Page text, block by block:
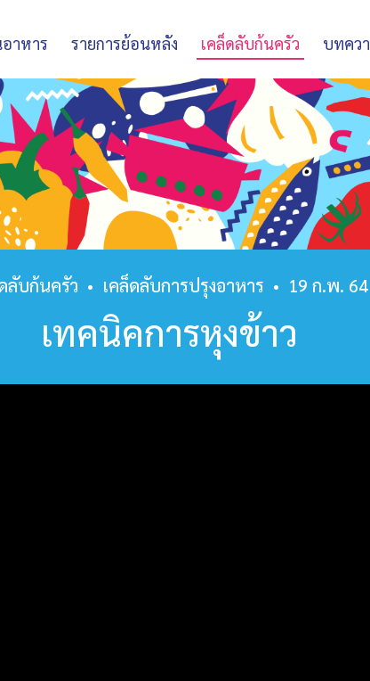
าหาร รายการย้อนหลัง เคล็ดลับก้นครัว บทคว
ลับก้นครัว • เคล็ดลับการปรุงอาหาร • 19 ก.พ. 64
เทคนิคการหุงข้าว